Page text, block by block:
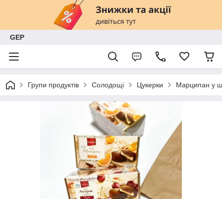
GEP
Групи продуктів Солодощі Цукерки Марципан у